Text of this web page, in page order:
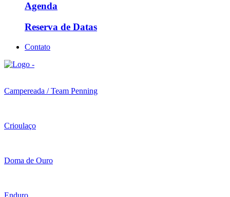
Agenda
Reserva de Datas
Contato
Campereada / Team Penning
Crioulaço
Doma de Ouro
Enduro